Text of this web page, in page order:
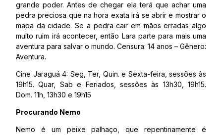
grande poder. Antes de chegar ela terá que achar uma
pedra preciosa que na hora exata irá se abrir e mostrar o
mapa da cidade. Se a pedra cair em mãos erradas algo
muito ruim irá acontecer, então Lara parte para mais uma
aventura para salvar o mundo. Censura: 14 anos – Gênero:
Aventura.
Cine Jaraguá 4: Seg, Ter, Quin. e Sexta-feira, sessões às
19h15. Quar, Sab e Feriados, sessões às 13h30, 19h15.
Dom. 11h, 13h30 e 19h15
Procurando Nemo
Nemo é um peixe palhaço, que repentinamente é